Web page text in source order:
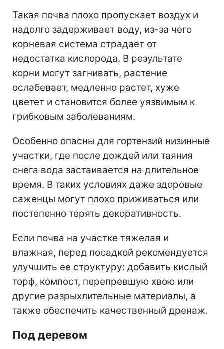
Такая почва плохо пропускает воздух и
надолго задерживает воду, из-за чего
корневая система страдает от
недостатка кислорода. В результате
корни могут загнивать, растение
ослабевает, медленно растет, хуже
цветет и становится более уязвимым к
грибковым заболеваниям.
Особенно опасны для гортензий низинные
участки, где после дождей или таяния
снега вода застаивается на длительное
время. В таких условиях даже здоровые
саженцы могут плохо приживаться или
постепенно терять декоративность.
Если почва на участке тяжелая и
влажная, перед посадкой рекомендуется
улучшить ее структуру: добавить кислый
торф, компост, перепревшую хвою или
другие разрыхлительные материалы, а
также обеспечить качественный дренаж.
Под деревом